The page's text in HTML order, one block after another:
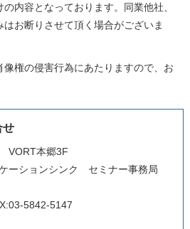
内容となっております。同業他社、
お断りさせて頂く場合がございま
権の侵害行為にあたりますので、お
せ
VORT本郷3F
ーションシンク セミナー事務局
5842-5147